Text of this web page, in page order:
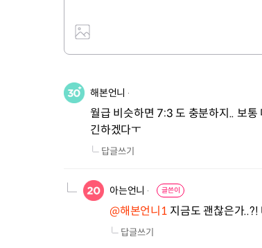
해본언니
월급 비슷하면 7:3 도 충분하지.. 보
긴하겠다ㅜ
답글쓰기
아는언니 글쓴이
@해본언니1 지금도 괜찮은가
답글쓰기